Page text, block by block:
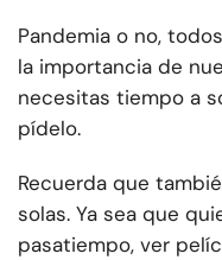
Pandemia o no,
la importancia de
necesitas tiempo a
pídelo.
Recuerda que
solas. Ya sea que
pasatiempo, ver